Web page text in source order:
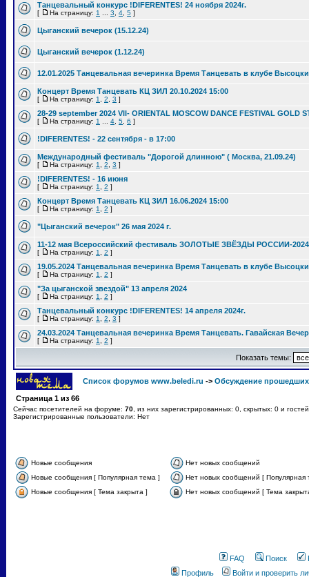
Танцевальный конкурс !DIFERENTES! 24 ноября 2024г.
[ На страницу: 1 3 4 5 ]
Цыганский вечерок (15.12.24)
Цыганский вечерок (1.12.24)
12.01.2025 Танцевальная вечеринка Время Танцевать в клубе
Концерт Время Танцевать КЦ ЗИЛ 20.10.2024 15:00
[ На страницу: 1 2 3 ]
28-29 september 2024 VII- ORIENTAL MOSCOW DANCE FESTIVAL GOLD
[ На страницу: 1 4 5 6 ]
!DIFERENTES! - 22 сентября - в 17:00
Международный фестиваль "Дорогой длинною" ( Москва, 21.09.24)
[ На страницу: 1 2 3 ]
!DIFERENTES! - 16 июня
[ На страницу: 1 2 ]
Концерт Время Танцевать КЦ ЗИЛ 16.06.2024 15:00
[ На страницу: 1 2 ]
"Цыганский вечерок" 26 мая 2024 г.
11-12 мая Всероссийский фестиваль ЗОЛОТЫЕ ЗВЁЗДЫ РОССИИ-2024
[ На страницу: 1 2 ]
19.05.2024 Танцевальная вечеринка Время Танцевать в клубе
[ На страницу: 1 2 ]
"За цыганской звездой" 13 апреля 2024
[ На страницу: 1 2 ]
Танцевальный конкурс !DIFERENTES! 14 апреля 2024г.
[ На страницу: 1 2 3 ]
24.03.2024 Танцевальная вечеринка Время Танцевать. Гавайская
[ На страницу: 1 2 ]
Показать темы:
Список форумов www.beledi.ru -> Обсуждение
Страница 1 из 66
Сейчас посетителей на форуме: 70 , из них зарегистрированных: 0, скрытых: 0 и
Зарегистрированные пользователи: Нет
Новые сообщения
Нет новых сообщений
Новые сообщения [ Популярная тема ]
Нет новых сообщений [ Популярная
Новые сообщения [ Тема закрыта ]
Нет новых сообщений [ Тема
FAQ Поиск
Профиль
Войти и проверить